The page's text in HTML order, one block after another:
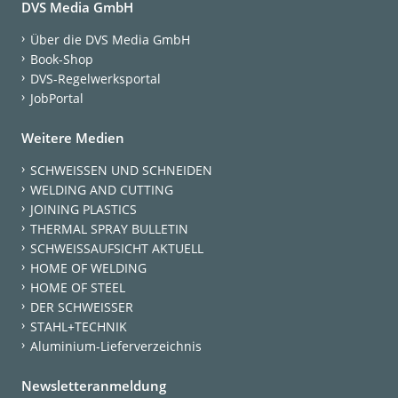
DVS Media GmbH
Über die DVS Media GmbH
Book-Shop
DVS-Regelwerksportal
JobPortal
Weitere Medien
SCHWEISSEN UND SCHNEIDEN
WELDING AND CUTTING
JOINING PLASTICS
THERMAL SPRAY BULLETIN
SCHWEISSAUFSICHT AKTUELL
HOME OF WELDING
HOME OF STEEL
DER SCHWEISSER
STAHL+TECHNIK
Aluminium-Lieferverzeichnis
Newsletteranmeldung